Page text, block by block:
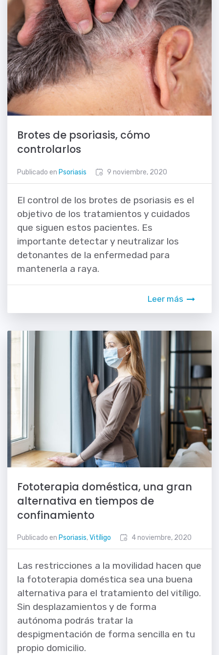
Brotes de psoriasis, cómo
controlarlos
9 noviembre, 2020
Publicado en Psoriasis
El control de los brotes de psoriasis es el
objetivo de los tratamientos y cuidados
que siguen estos pacientes. Es
importante detectar y neutralizar los
detonantes de la enfermedad para
mantenerla a raya.
Leer más
Fototerapia doméstica, una gran
alternativa en tiempos de
confinamiento
4 noviembre, 2020
Publicado en Psoriasis,Vitíligo
Las restricciones a la movilidad hacen que
la fototerapia doméstica sea una buena
alternativa para el tratamiento del vitíligo.
Sin desplazamientos y de forma
autónoma podrás tratar la
despigmentación de forma sencilla en tu
propio domicilio.